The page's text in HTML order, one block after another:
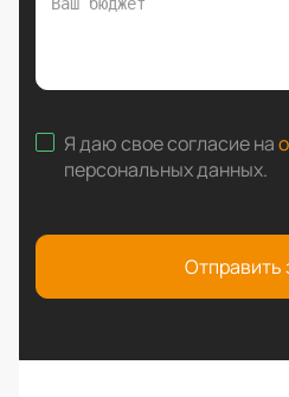
Я даю свое согласие на
персональных данных.
Отправить